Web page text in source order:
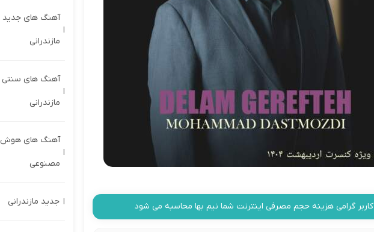
کاربر گرامی هزینه حجم مصرفی اینترنت شما نیم بها محاسبه می شود
آهنگ های جدید
مازندرانی
آهنگ های سنتی
مازندرانی
آهنگ های هوش
مصنوعی
جدید مازندرانی